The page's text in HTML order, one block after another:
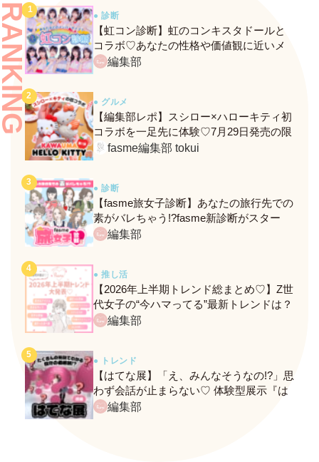
● 診断
【虹コン診断】虹のコンキスタドールと
コラボ♡あなたの性格や価値観に近いメ
ンバーがわかる、fasmeの新診断がスター
編集部
● グルメ
【編集部レポ】スシロー×ハローキティ初
コラボを一足先に体験♡7月29日発売の限
定メニュー＆グッズをレポ！
fasme編集部 tokui
● 診断
【fasme旅女子診断】あなたの旅行先での
素がバレちゃう!?fasme新診断がスター
ト！編集部
● 推し活
【2026年上半期トレンド総まとめ♡】Z世
代女子の“今ハマってる”最新トレンドは？
ネクストバズ予報もチェック♪
編集部
● トレンド
【はてな展】「え、みんなそうなの!?」思
わず会話が止まらない♡ 体験型展示『は
てな展』に行ってきたレポ
編集部